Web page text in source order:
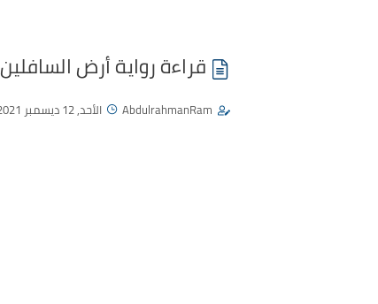
قراءة رواية أرض السافلين
AbdulrahmanRam الأحد, 12 ديسمبر 2021 - 01:34 م